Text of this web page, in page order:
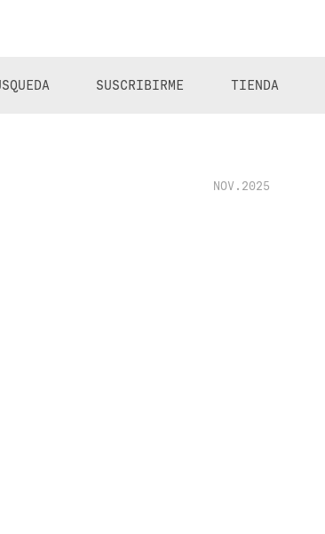
SUSCRIBIRME TIENDA
NOV.2025